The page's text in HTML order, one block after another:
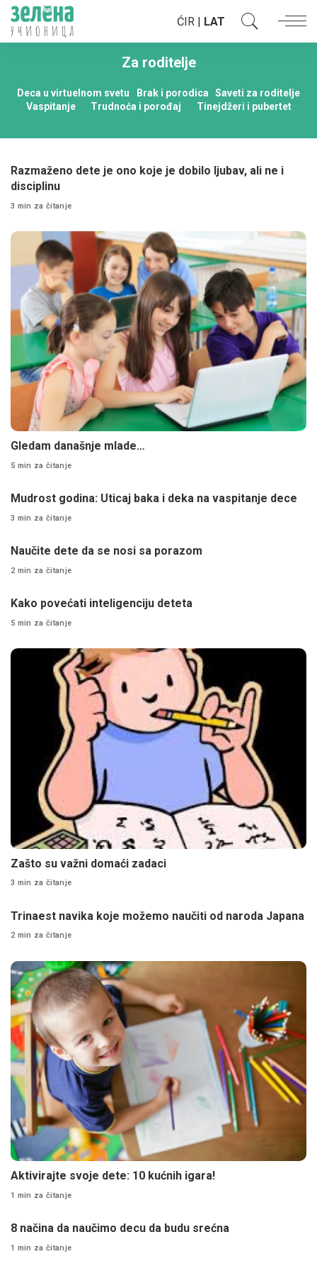
ĆIR | LAT
Za roditelje
Deca u virtuelnom svetu Brak i porodica
Saveti za roditelje
Vaspitanje
Trudnoća i porođaj Tinejdžeri i pubertet
Razmaženo dete je ono koje je dobilo ljubav, ali ne i
disciplinu
3 min za čitanje
Gledam današnje mlade…
5 min za čitanje
Mudrost godina: Uticaj baka i deka na vaspitanje dece
3 min za čitanje
Naučite dete da se nosi sa porazom
2 min za čitanje
Kako povećati inteligenciju deteta
5 min za čitanje
Zašto su važni domaći zadaci
3 min za čitanje
Trinaest navika koje možemo naučiti od naroda Japana
2 min za čitanje
Aktivirajte svoje dete: 10 kućnih igara!
1 min za čitanje
8 načina da naučimo decu da budu srećna
1 min za čitanje